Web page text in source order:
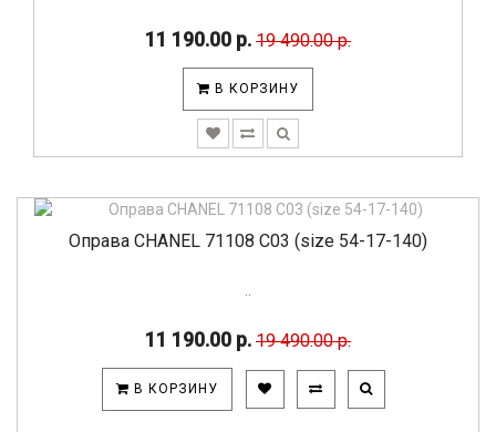
11 190.00 р. 19 490.00 р.
В КОРЗИНУ
Оправа CHANEL 71108 C03 (size 54-17-140)
11 190.00 р. 19 490.00 р.
В КОРЗИНУ